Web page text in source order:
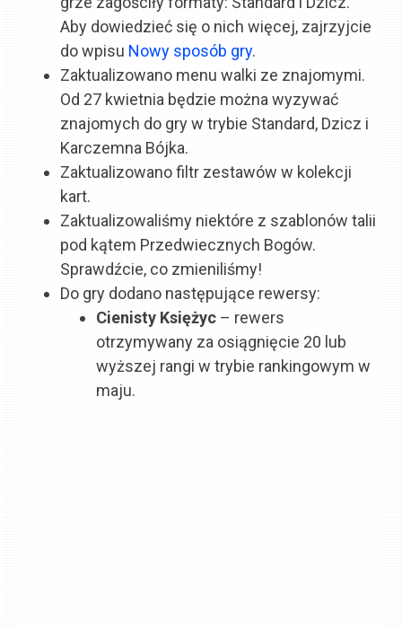
Aby dowiedzieć się o nich więcej, zajrzyjcie
do wpisu Nowy sposób gry.
Zaktualizowano menu walki ze znajomymi.
Od 27 kwietnia będzie można wyzywać
znajomych do gry w trybie Standard, Dzicz i
Karczemna Bójka.
Zaktualizowano filtr zestawów w kolekcji
kart.
Zaktualizowaliśmy niektóre z szablonów talii
pod kątem Przedwiecznych Bogów.
Sprawdźcie, co zmieniliśmy!
Do gry dodano następujące rewersy:
Cienisty Księżyc – rewers
otrzymywany za osiągnięcie 20 lub
wyższej rangi w trybie rankingowym w
maju.